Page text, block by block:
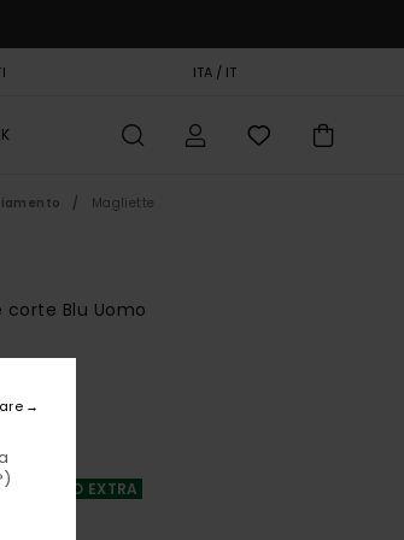
ITA / IT
Magliette
Blu Uomo
SCONTO EXTRA